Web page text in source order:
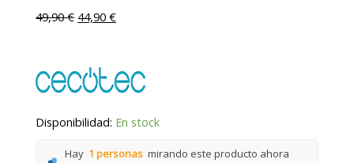
49,90€ 44,90€
Disponibilidad: En stock
Hay 1 personas mirando este producto ahora